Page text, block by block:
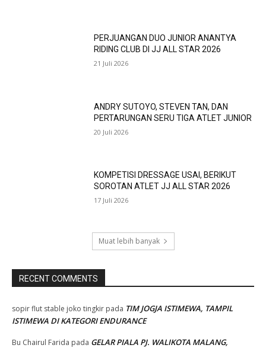
PERJUANGAN DUO JUNIOR ANANTYA
RIDING CLUB DI JJ ALL STAR 2026
21 Juli 2026
ANDRY SUTOYO, STEVEN TAN, DAN
PERTARUNGAN SERU TIGA ATLET JUNIOR
20 Juli 2026
KOMPETISI DRESSAGE USAI, BERIKUT
SOROTAN ATLET JJ ALL STAR 2026
17 Juli 2026
Muat lebih banyak
RECENT COMMENTS
sopir flut stable joko tingkir pada TIM JOGJA ISTIMEWA, TAMPIL
ISTIMEWA DI KATEGORI ENDURANCE
Bu Chairul Farida pada GELAR PIALA PJ. WALIKOTA MALANG,